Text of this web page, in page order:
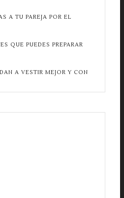
A TU PAREJA POR EL
QUE PUEDES PREPARAR
A VESTIR MEJOR Y CON